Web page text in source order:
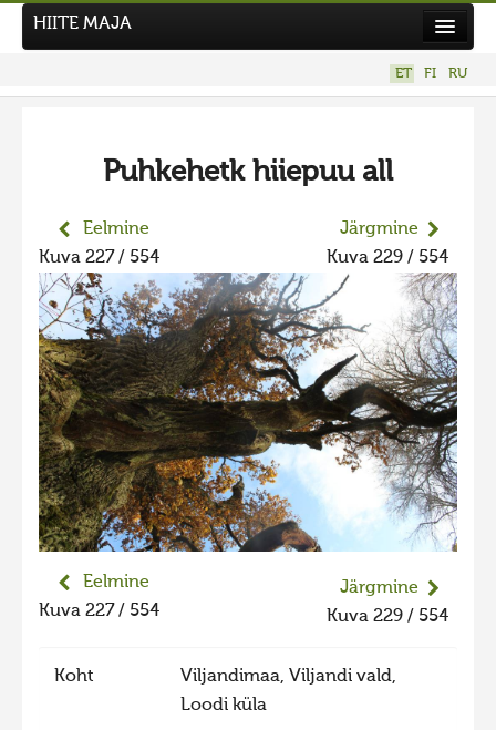
Uudised
Tegutse
Kuvavõistlused
UUS KUVAVÕISTLUS
Hiite kuvavõistlus 2026
VANEMAD KUVAVÕISTLUSED
Hiite kuvavõistlus 2025
Hiite kuvavõistlus 2025 lisa
Liikuvad kuvad 2025
Hiite kuvavõistlus 2023
Hiite kuvavõistlus 2023 lisa
HIITE MAJA
ET FI RU
Puhkehetk hiiepuu all
Eelmine
Kuva 227 / 554
Järgmine
Kuva 229 / 554
Eelmine
Kuva 227 / 554
Järgmine
Kuva 229 / 554
Koht
Viljandimaa, Viljandi vald,
Loodi küla